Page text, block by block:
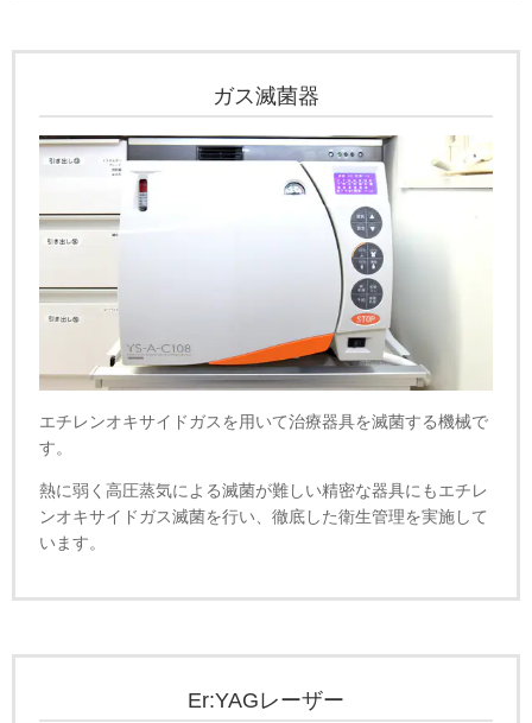
ガス滅菌器
エチレンオキサイドガスを用いて治療器具を滅菌する機械で
す。
熱に弱く高圧蒸気による滅菌が難しい精密な器具にもエチレ
ンオキサイドガス滅菌を行い、徹底した衛生管理を実施して
います。
Er:YAGレーザー